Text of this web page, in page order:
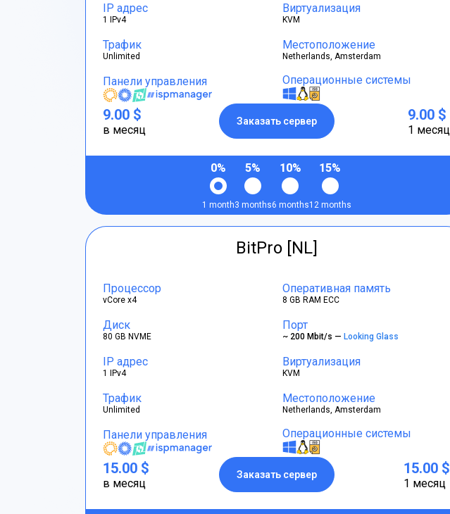
IP адрес
1 IPv4
Виртуализация
KVM
Трафик
Unlimited
Местоположение
Netherlands, Amsterdam
Панели управления Операционные системы
9.00 $
в месяц
Заказать сервер 9.00 $
1 месяц
0%
1 month
5%
3 months
10%
6 months
15%
12 months
BitPro [NL]
Процессор
vCore x4
Оперативная память
8 GB RAM ECC
Диск
80 GB NVME
Порт
~ 200 Mbit/s — Looking Glass
IP адрес
1 IPv4
Виртуализация
KVM
Трафик
Unlimited
Местоположение
Netherlands, Amsterdam
Панели управления Операционные системы
15.00 $
в месяц
Заказать сервер 15.00 $
1 месяц